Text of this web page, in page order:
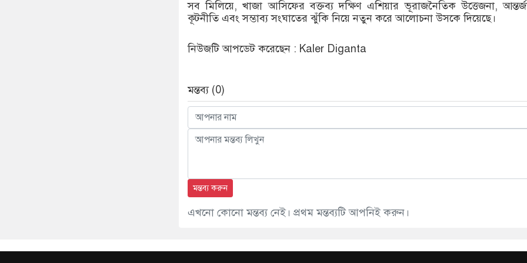
সব মিলিয়ে, খাজা আসিফের বক্তব্য দক্ষিণ এশিয়ার ভূরাজনৈতিক উত্তেজনা,
কূটনীতি এবং সম্ভাব্য সংঘাতের ঝুঁকি নিয়ে নতুন করে আলোচনা উসকে দিয়েছে।
নিউজটি আপডেট করেছেন : Kaler Diganta
মন্তব্য (0)
মন্তব্য করুন
এখনো কোনো মন্তব্য নেই। প্রথম মন্তব্যটি আপনিই করুন।